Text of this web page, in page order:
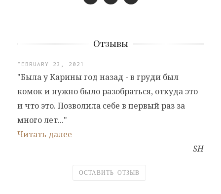
Отзывы
FEBRUARY 23, 2021
"Была у Карины год назад - в груди был
комок и нужно было разобраться, откуда это
и что это. Позволила себе в первый раз за
много лет..."
Читать далее
SH
ОСТАВИТЬ ОТЗЫВ